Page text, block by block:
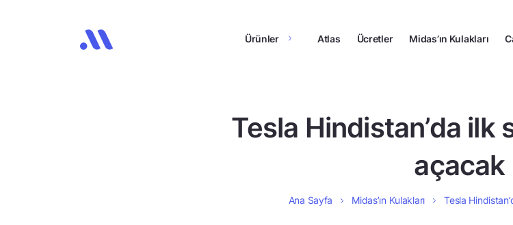
Ürünler Atlas Ücretler Midas’ın Kulakları
Tesla Hindistan’da ilk
açacak
Ana Sayfa Midas’ın Kulakları Tesla